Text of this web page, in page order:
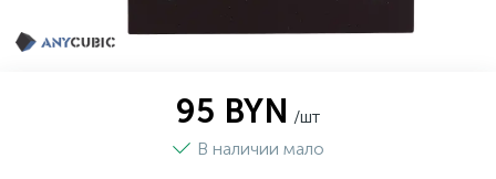
95 BYN /шт
В наличии мало